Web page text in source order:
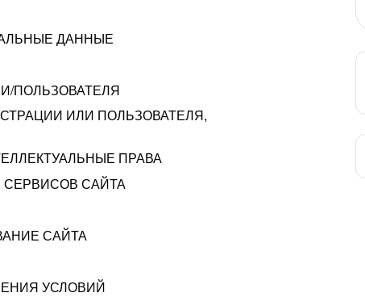
ДАННЫЕ
ПОЛЬЗОВАТЕЛЯ
ИЛИ ПОЛЬЗОВАТЕЛЯ,
ПРАВА
СЕРВИСОВ САЙТА
САЙТА
УСЛОВИЙ